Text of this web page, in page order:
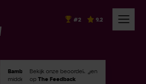
#2
Bambuu #2in Emerce100
middelgroot digital
9.2
Bekijk onze beoordelingen
opThe Feedback
Vleut